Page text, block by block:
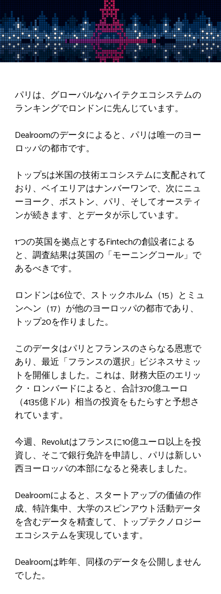
パリは、グローバルなハイテクエコシステムの
ランキングでロンドンに先んじています。
Dealroomのデータによると、パリは唯一のヨー
ロッパの都市です。
トップ5は米国の技術エコシステムに支配されて
おり、ベイエリアはナンバーワンで、次にニュ
ーヨーク、ボストン、パリ、そしてオースティ
ンが続きます、とデータが示しています。
1つの英国を拠点とするFintechの創設者による
と、調査結果は英国の「モーニングコール」で
あるべきです。
ロンドンは6位で、ストックホルム（15）とミュ
ンヘン（17）が他のヨーロッパの都市であり、
トップ20を作りました。
このデータはパリとフランスのさらなる恩恵で
あり、最近「フランスの選択」ビジネスサミッ
トを開催しました。これは、財務大臣のエリッ
ク・ロンバードによると、合計370億ユーロ
（4135億ドル）相当の投資をもたらすと予想さ
れています。
今週、Revolutはフランスに10億ユーロ以上を投
資し、そこで銀行免許を申請し、パリは新しい
西ヨーロッパの本部になると発表しました。
Dealroomによると、スタートアップの価値の作
成、特許集中、大学のスピンアウト活動データ
を含むデータを精査して、トップテクノロジー
エコシステムを実現しています。
Dealroomは昨年、同様のデータを公開しません
でした。